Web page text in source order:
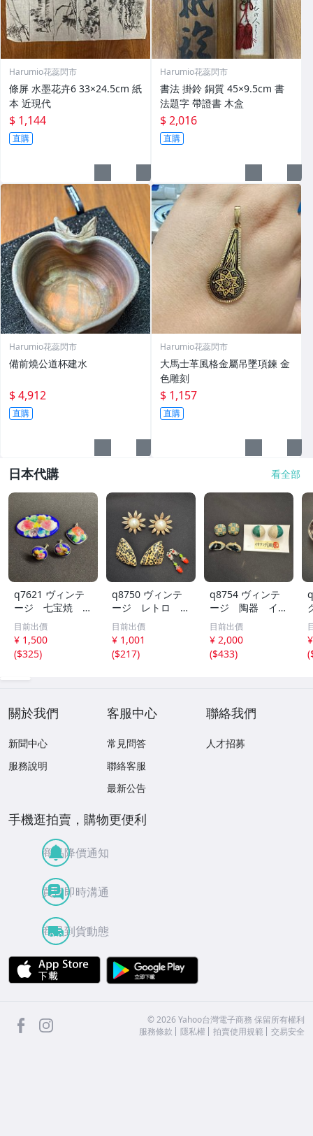
Harumio花蕊閃市
條屏 水墨花卉6 33×24.5cm 紙
本 近現代
$ 1,144
直購
Harumio花蕊閃市
書法 掛鈴 銅質 45×9.5cm 書
法題字 帶證書 木盒
$ 2,016
直購
Harumio花蕊閃市
備前燒公道杯建水
$ 4,912
直購
Harumio花蕊閃市
大馬士革風格金屬吊墜項鍊 金
色雕刻
$ 1,157
直購
日本代購 看全部
q7621 ヴィンテ
ージ 七宝焼 イ
ヤリング ブロー
チ アクセサリ
ー まとめ売り
目前出價
¥ 1,500
($325)
q8750 ヴィンテ
ージ レトロ イ
ヤリング アクセ
サリー レディー
ス 華やか まと
め売り
目前出價
¥ 1,001
($217)
q8754 ヴィンテ
ージ 陶器 イヤ
リング アクセサ
リー レディー
ス まとめ売り
目前出價
¥ 2,000
($433)
(
關於我們
新聞中心
服務說明
客服中心
常見問答
聯絡客服
最新公告
聯絡我們
人才招募
手機逛拍賣，購物更便利
商品降價通知
買賣即時溝通
商品到貨動態
APP Store
facebook ©2026 Yahoo台灣電子商務 保留所有權利
服務條款
隱私權 拍賣使用規範 交易安全